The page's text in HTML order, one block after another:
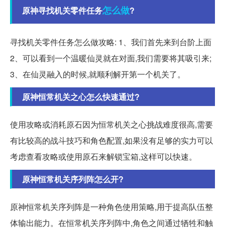
原神寻找机关零件任务怎么做?
寻找机关零件任务怎么做攻略: 1、我们首先来到台阶上面
2、可以看到一个温暖仙灵就在对面,我们需要将其吸引来;
3、在仙灵融入的时候,就顺利解开第一个机关了。
原神恒常机关之心怎么快速通过?
使用攻略或消耗原石因为恒常机关之心挑战难度很高,需要
有比较高的战斗技巧和角色配置,如果没有足够的实力可以
考虑查看攻略或使用原石来解锁宝箱,这样可以快速。
原神恒常机关序列阵怎么开?
原神恒常机关序列阵是一种角色使用策略,用于提高队伍整
体输出能力。在恒常机关序列阵中,角色之间通过牺牲和触